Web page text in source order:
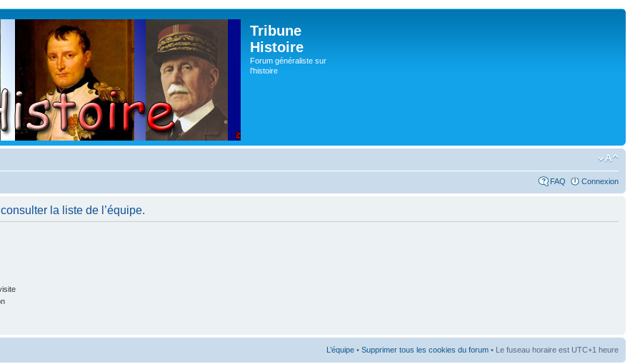
Tribune
Histoire
Forum généraliste sur
l'histoire
FAQ Connexion
la liste de l’équipe.
L’équipe • Supprimer tous les cookies du forum • Le fuseau horaire est UTC+1 heure